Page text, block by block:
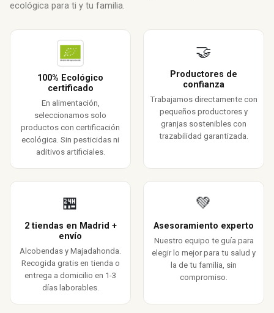
ecológica para ti y tu familia.
100% Ecológico
certificado
En alimentación,
seleccionamos solo
productos con certificación
ecológica. Sin pesticidas ni
aditivos artificiales.
🤝
Productores de
confianza
Trabajamos directamente con
pequeños productores y
granjas sostenibles con
trazabilidad garantizada.
🏪
2 tiendas en Madrid +
envío
Alcobendas y Majadahonda.
Recogida gratis en tienda o
entrega a domicilio en 1-3
días laborables.
💚
Asesoramiento experto
Nuestro equipo te guía para
elegir lo mejor para tu salud y
la de tu familia, sin
compromiso.